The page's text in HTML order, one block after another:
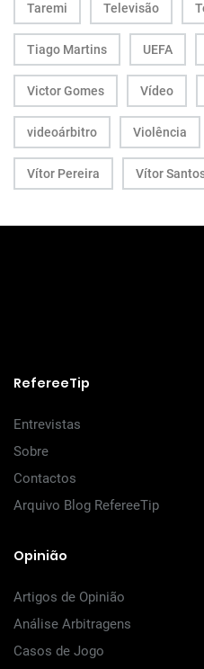
Taremi Televisão
Tiago Martins UEFA
Victor Gomes Vídeo
videoárbitro Violência
Vítor Pereira Vítor
RefereeTip
Entrevistas
Sobre
Contactos
Arquivo Blog RefereeTip
Opinião
Artigos de Opinião
Análise Arbitragens
Casos de Jogo